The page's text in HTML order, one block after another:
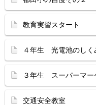
教育実習スタート
４年生 光電池のしく
３年生 スーパーマー
交通安全教室